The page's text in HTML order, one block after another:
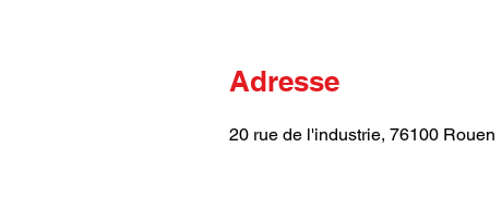
Adresse
20 rue de l'industrie, 76100 Rouen